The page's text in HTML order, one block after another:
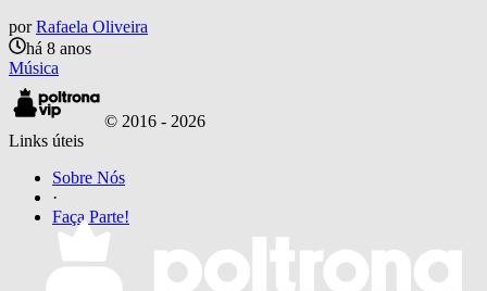
por Rafaela Oliveira
há 8 anos
Música
© 2016 - 2026
Links úteis
Sobre Nós
·
Faça Parte!